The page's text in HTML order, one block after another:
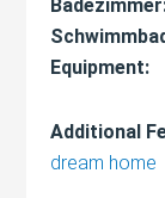
Equipment:
Additional
dream home